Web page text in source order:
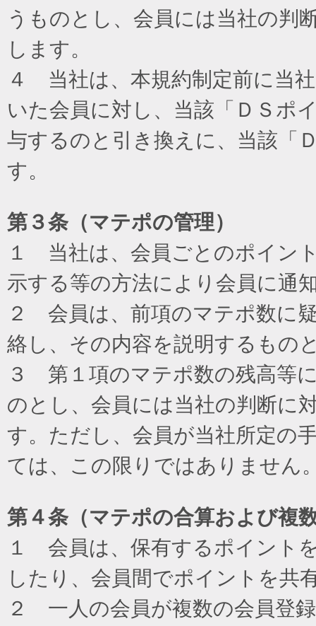
うものとし、会員には当社の判
します。
４ 当社は、本規約制定前に当
いた会員に対し、当該「ＤＳポ
与するのと引き換えに、当該「
す。
第３条（マテポの管理）
１ 当社は、会員ごとのポイン
示する等の方法により会員に通
２ 会員は、前項のマテポ数に
絡し、その内容を説明するもの
３ 第１項のマテポ数の残高等
のとし、会員には当社の判断に
す。ただし、会員が当社所定の
ては、この限りではありません
第４条（マテポの合算および複
１ 会員は、保有するポイント
したり、会員間でポイントを共
２ 一人の会員が複数の会員登